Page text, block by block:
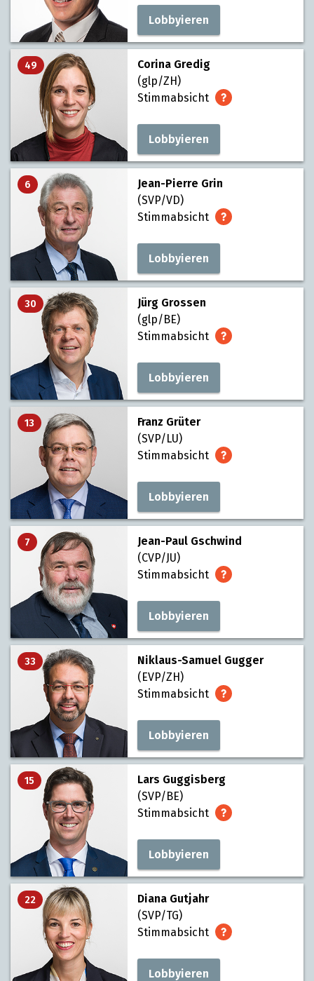
Lobbyieren
49
Corina Gredig
(glp/ZH)
Stimmabsicht
Lobbyieren
6
Jean-Pierre Grin
(SVP/VD)
Stimmabsicht
Lobbyieren
30
Jürg Grossen
(glp/BE)
Stimmabsicht
Lobbyieren
13
Franz Grüter
(SVP/LU)
Stimmabsicht
Lobbyieren
7
Jean-Paul Gschwind
(CVP/JU)
Stimmabsicht
Lobbyieren
33
Niklaus-Samuel Gugger
(EVP/ZH)
Stimmabsicht
Lobbyieren
15
Lars Guggisberg
(SVP/BE)
Stimmabsicht
Lobbyieren
22
Diana Gutjahr
(SVP/TG)
Stimmabsicht
Lobbyieren